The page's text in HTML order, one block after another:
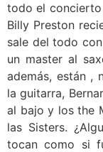
todo el concierto
Billy Preston
sale del todo
un master al
además, están ,
la guitarra,
al bajo y los the
las Sisters.
tocan como si